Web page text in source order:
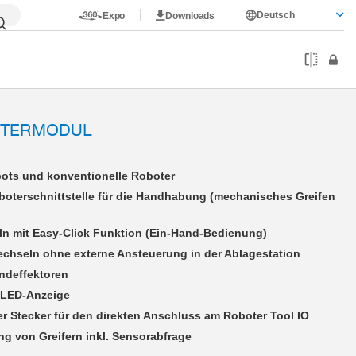
Expo Downloads Deutsch
ABB LWR50F-21-01-A
und konventionelle Roboter
für die Handhabung (mechanisches Greifen
mit Easy-Click Funktion (Ein-Hand-Bedienung)
ohne externe Ansteuerung in der Ablagestation
Anzeige
Stecker für den direkten Anschluss am Roboter Tool IO
von Greifern inkl. Sensorabfrage